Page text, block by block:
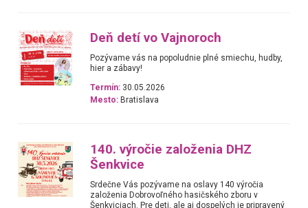
Deň detí vo Vajnoroch
Pozývame vás na popoludnie plné smiechu, hudby,
hier a zábavy!
Termín: 30.05.2026
Mesto: Bratislava
140. výročie založenia DHZ
Šenkvice
Srdečne Vás pozývame na oslavy 140 výročia
založenia Dobrovoľného hasičského zboru v
Šenkviciach. Pre deti, ale aj dospelých je pripravený